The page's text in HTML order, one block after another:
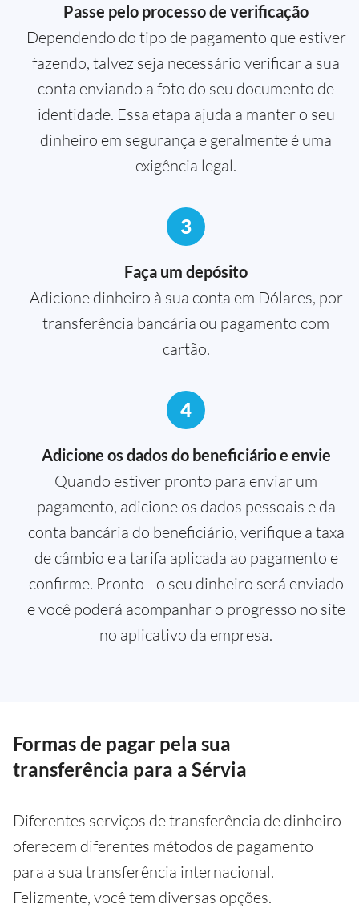
Passe pelo processo de verificação
Dependendo do tipo de pagamento que estiver
fazendo, talvez seja necessário verificar a sua
conta enviando a foto do seu documento de
identidade. Essa etapa ajuda a manter o seu
dinheiro em segurança e geralmente é uma
exigência legal.
3
Faça um depósito
Adicione dinheiro à sua conta em Dólares, por
transferência bancária ou pagamento com
cartão.
4
Adicione os dados do beneficiário e envie
Quando estiver pronto para enviar um
pagamento, adicione os dados pessoais e da
conta bancária do beneficiário, verifique a taxa
de câmbio e a tarifa aplicada ao pagamento e
confirme. Pronto - o seu dinheiro será enviado
e você poderá acompanhar o progresso no site
no aplicativo da empresa.
Formas de pagar pela sua
transferência para a Sérvia
Diferentes serviços de transferência de dinheiro
oferecem diferentes métodos de pagamento
para a sua transferência internacional.
Felizmente, você tem diversas opções.